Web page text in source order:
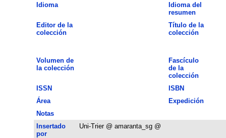
Idioma
Idioma del
resumen
Editor de la
colección
Título de la
colección
Volumen de
la colección
Fascículo
de la
colección
ISSN
ISBN
Área
Expedición
Notas
Insertado
por
Uni-Trier @ amaranta_sg @